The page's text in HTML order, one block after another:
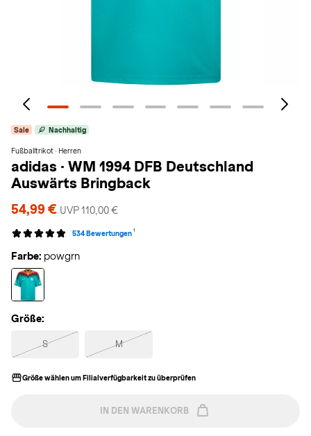
Sale Nachhaltig
Fußballtrikot · Herren
adidas · WM 1994 DFB Deutschland
Auswärts Bringback
54,99 € UVP 110,00 €
534 Bewertungen 1
Farbe: powgrn
Größe:
S M
Größe wählen um Filialverfügbarkeit zu überprüfen
IN DEN WARENKORB